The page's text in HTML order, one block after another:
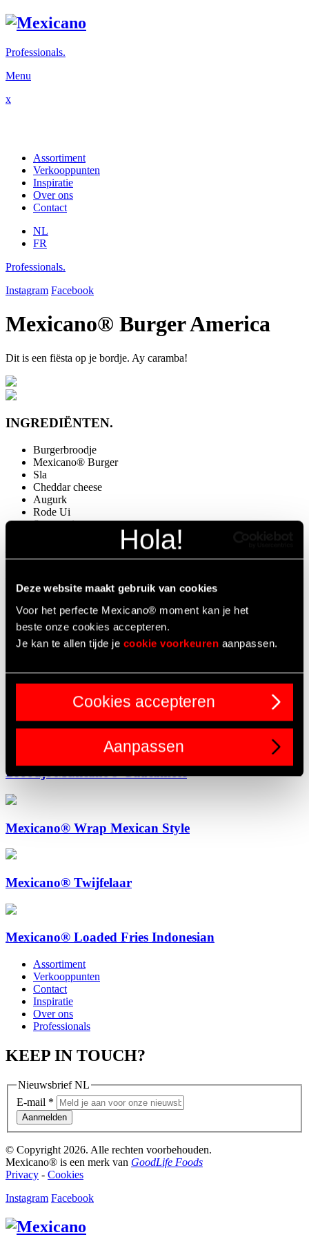
Deze website maakt gebruik van cookies
Voor het perfecte Mexicano® moment kan je het
beste onze cookies accepteren.
Je kan te allen tijde je cookie voorkeuren aanpassen.
Cookies accepteren
Aanpassen
Professionals.
Menu
x
Assortiment
Verkooppunten
Inspiratie
Over ons
Contact
NL
FR
Professionals.
Instagram Facebook
Mexicano® Burger America
Dit is een fiësta op je bordje. Ay caramba!
INGREDIËNTEN.
Burgerbroodje
Mexicano® Burger
Sla
Cheddar cheese
Augurk
Rode Ui
Samourai saus
Bak de Mexicano® Burger op 180°C
– Bevroren 2-3 min
Leg de rauwkost tussen het broodje
Plaats de Mexicano® op de rauwkost
Werk af met cheddar cheese
Maak af met samourai saus
Broodje Mexicano® Guacamole
Mexicano® Wrap Mexican Style
Mexicano® Twijfelaar
Mexicano® Loaded Fries Indonesian
Assortiment
Verkooppunten
Contact
Inspiratie
Over ons
Professionals
KEEP IN TOUCH?
Nieuwsbrief NL
E-mail *
Aanmelden
© Copyright 2026. Alle rechten voorbehouden.
Mexicano® is een merk van GoodLife Foods
Privacy - Cookies
Instagram Facebook